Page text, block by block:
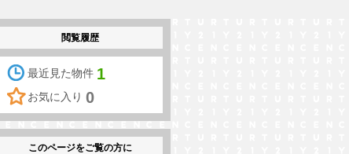
閲覧履歴
最近見た物件 1
お気に入り 0
このページをご覧の方に